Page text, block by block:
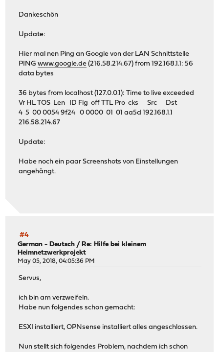
Dankeschön
Update:
Hier mal nen Ping an Google von der LAN Schnittstelle
PINGwww.google.de (216.58.214.67) from 192.168.1.1: 56
data bytes
36 bytes from localhost (127.0.0.1): Time to live exceeded
Vr HL TOS Len ID Flg off TTL Pro cks Src Dst
4 5 00 0054 9f24 0 0000 01 01 aa5d 192.168.1.1
216.58.214.67
Update:
Habe noch ein paar Screenshots von Einstellungen
angehängt.
#4
German - Deutsch /Re: Hilfe bei kleinem
Heimnetzwerkprojekt
May 05, 2018, 04:05:36 PM
Servus,
ich bin am verzweifeln.
Habe nun folgendes schon gemacht:
ESXI installiert, OPNsense installiert alles angeschlossen.
Nun stellt sich folgendes Problem, nachdem ich schon